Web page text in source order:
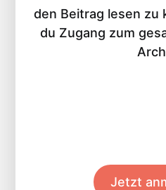
den Beitrag lesen zu
du Zugang zum
Jetzt